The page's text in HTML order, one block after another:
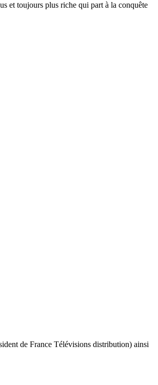
et toujours plus riche qui part à la conquête
de France Télévisions distribution) ainsi